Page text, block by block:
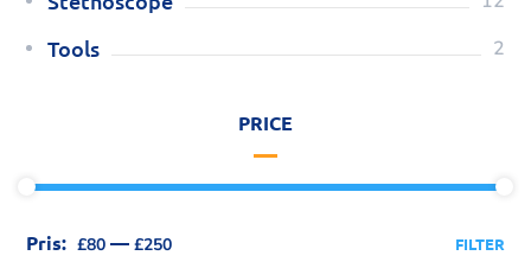
Tools 2
PRICE
FILTER
Pris: £80 —£250